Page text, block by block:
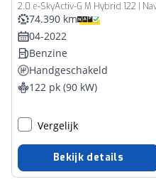
2.0 e-SkyActiv-G M Hybrid 122 |
74.390 km
04-2022
Benzine
Handgeschakeld
122 pk (90 kW)
Vergelijk
Bekijk details